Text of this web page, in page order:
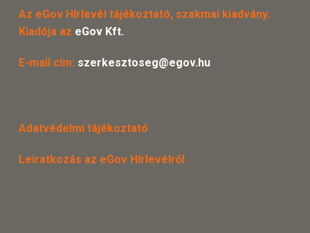
Az eGov Hírlevél tájékoztató, szakmai kiadvány.
Kiadója az eGov Kft.
E-mail cím: szerkesztoseg@egov.hu
Adatvédelmi tájékoztató
Leiratkozás az eGov Hírlevélről